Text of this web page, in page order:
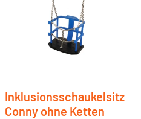
Inklusionsschaukelsitz
Conny ohne Ketten